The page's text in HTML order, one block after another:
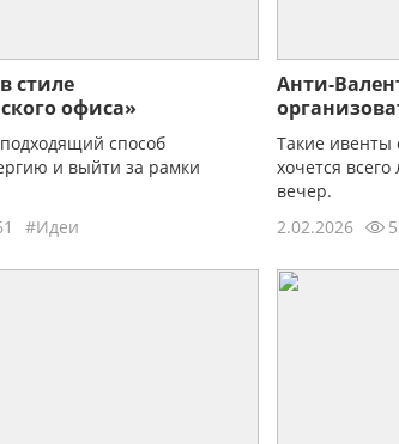
стиле
офиса»
способ
и выйти за рамки
#Идеи
Анти-
или друзей
Такие
хочется
вечер.
2.02.2026